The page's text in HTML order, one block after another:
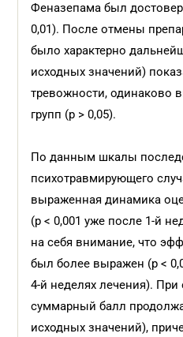
Феназепама был
0,01). После отмены
было характерно
исходных значений)
тревожности, одинаково
групп (p > 0,05).
По данным шкалы
психотравмирующего
выраженная динамика
(p < 0,001 уже после 1-й
на себя внимание, что
был более выражен (p <
4-й неделях лечения). При
суммарный балл
исходных значений),